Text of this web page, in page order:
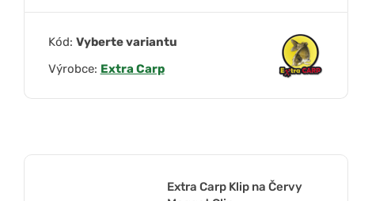
Kód: Vyberte variantu
Výrobce: Extra Carp
Extra Carp Klip na Červy